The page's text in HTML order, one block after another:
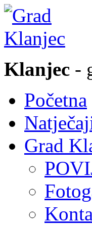
Klanjec -
Početna
Grad